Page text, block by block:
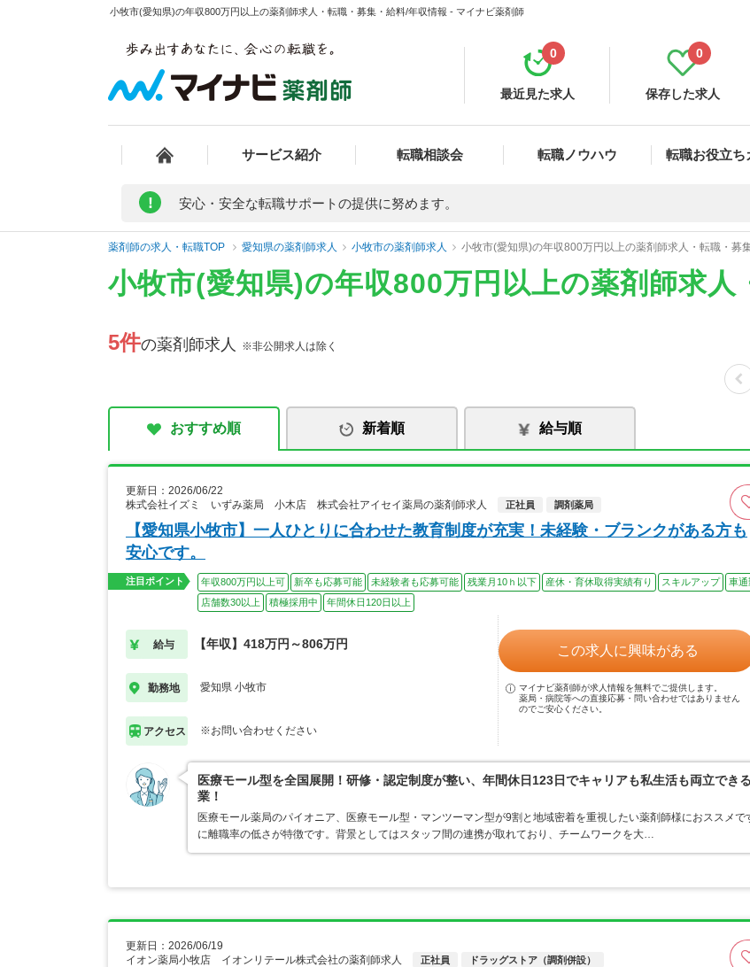
小牧市(愛知県)の年収800万円以上の薬剤師求人・転職・募集・給料/年収情報 - マイナビ薬剤師
最近見た求人
0
保存した求人
0
サービス紹介 転職相談会 転職ノウハウ 転職お役立ち
! 安心・安全な転職サポートの提供に努めます。
薬剤師の求人・転職TOP 愛知県の薬剤師求人 小牧市の薬剤師求人 小牧市(愛知県)の年収800万円以上の薬剤師求人・転職・募
小牧市(愛知県)の年収800万円以上の薬剤師求人
5件の薬剤師求人 ※非公開求人は除く
おすすめ順 新着順 給与順
更新日：2026/06/22
株式会社イズミ いずみ薬局 小木店 株式会社アイセイ薬局の薬剤師求人
正社員 調剤薬局
【愛知県小牧市】一人ひとりに合わせた教育制度が充実！未経験・ブランクがある方も
安心です。
注目ポイント 年収800万円以上可 新卒も応募可能 未経験者も応募可能 残業月10ｈ以下 産休・育休取得実績有り スキルアップ
車通
店舗数30以上
積極採用中 年間休日120日以上
給与 【年収】418万円～806万円
勤務地 愛知県 小牧市
アクセス ※お問い合わせください
この求人に興味がある
マイナビ薬剤師が求人情報を無料でご提供します。
薬局・病院等への直接応募・問い合わせではありません
のでご安心ください。
医療モール型を全国展開！研修・認定制度が整い、年間休日123日でキャリアも私生活も両立でき
業！
医療モール薬局のパイオニア、医療モール型・マンツーマン型が9割と地域密着を重視したい薬剤師様におススメで
に離職率の低さが特徴です。背景としてはスタッフ間の連携が取れており、チームワークを大…
更新日：2026/06/19
イオン薬局小牧店 イオンリテール株式会社の薬剤師求人
正社員 ドラッグストア（調剤併設）